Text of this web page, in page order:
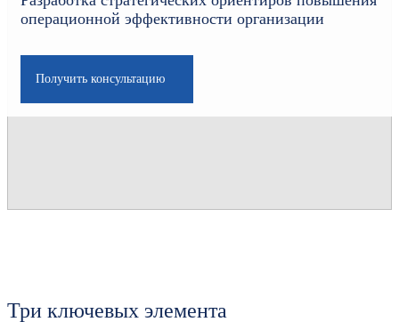
операционной эффективности организации
Получить консультацию
Три ключевых элемента